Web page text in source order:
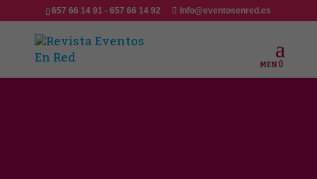
657 66 14 91 - 657 66 14 92 Info@eventosenred.es